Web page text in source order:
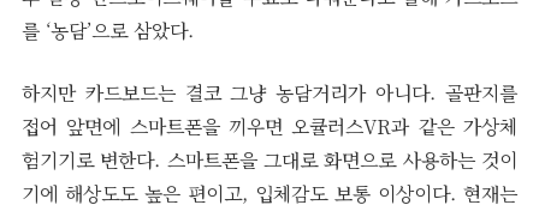
를 ‘농담’으로 삼았다.
하지만 카드보드는 결코 그냥 농담거리가 아니다. 골판지를
접어 앞면에 스마트폰을 끼우면 오큘러스VR과 같은 가상체
험기기로 변한다. 스마트폰을 그대로 화면으로 사용하는 것이
기에 해상도도 높은 편이고, 입체감도 보통 이상이다. 현재는